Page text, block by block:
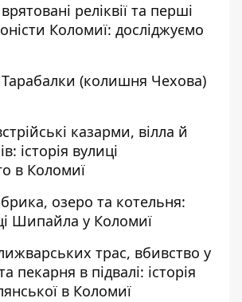
реліквії та перші
Коломиї: досліджуємо
Тарабалки (колишня Чехова)
казарми, вілла й
історія вулиці
в Коломиї
озеро та котельня:
Шипайла у Коломиї
трас, вбивство у
пекарня в підвалі: історія
в Коломиї